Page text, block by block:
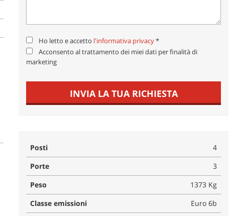
Ho letto e accetto l'informativa privacy*
Acconsento al trattamento dei miei dati per finalità di
marketing
INVIA LA TUA RICHIESTA
Posti
4
Porte
3
Peso
1373 Kg
Classe emissioni
Euro 6b